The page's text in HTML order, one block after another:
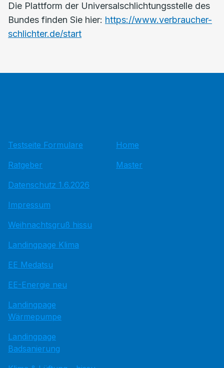
Die Plattform der Universalschlichtungsstelle des
Bundes finden Sie hier: https://www.verbraucher-
schlichter.de/start
Testseite Formulare
Ratgeber
Datenschutz 1.6.2026
Impressum
Weihnachtsgruß hissu
Landingpage Klima
EE Medatsu
EE-Energie neu
Landingpage
Wärmepumpe
Landingpage
Badsanierung
Home
Master